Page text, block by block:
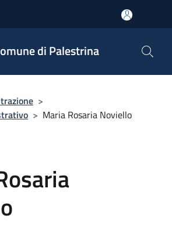
di Palestrina
>
> Maria Rosaria Noviello